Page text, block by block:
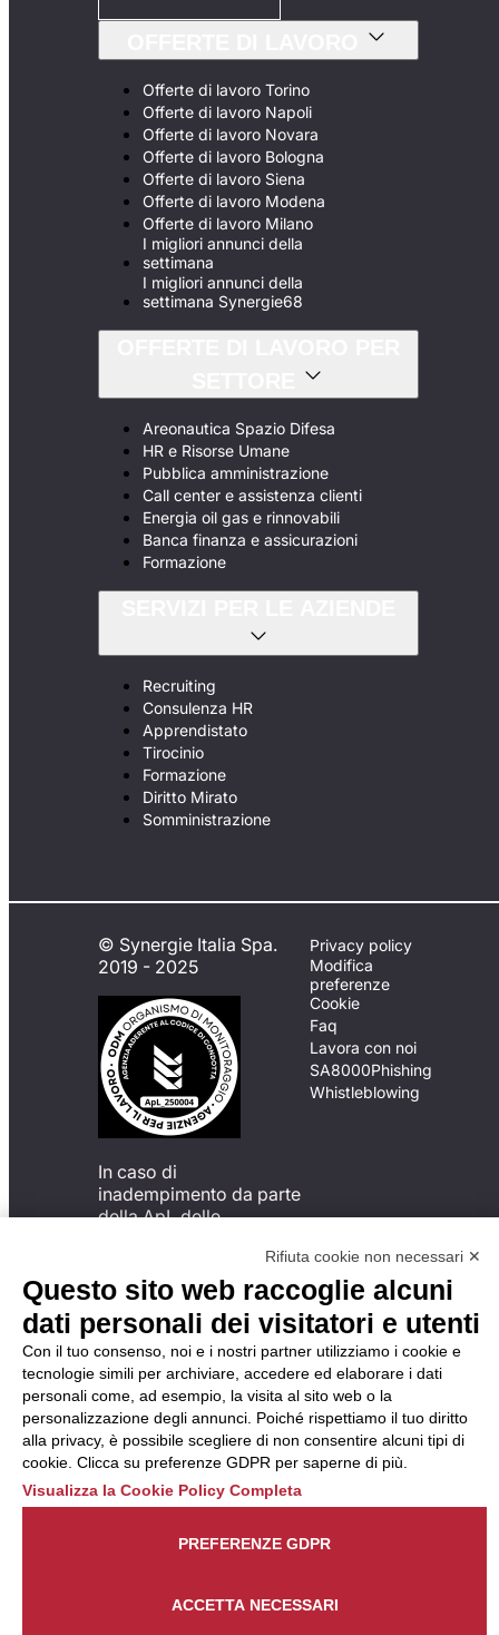
Offerte di lavoro Torino
Offerte di lavoro Napoli
Offerte di lavoro Novara
Offerte di lavoro Bologna
Offerte di lavoro Siena
Offerte di lavoro Modena
Offerte di lavoro Milano
I migliori annunci della
settimana
I migliori annunci della
settimana Synergie68
Areonautica Spazio Difesa
HR e Risorse Umane
Pubblica amministrazione
Call center e assistenza clienti
Energia oil gas e rinnovabili
Banca finanza e assicurazioni
Formazione
Recruiting
Consulenza HR
Apprendistato
Tirocinio
Formazione
Diritto Mirato
Somministrazione
© Synergie Italia Spa.
2019 - 2025
In caso di
inadempimento da parte
della ApL delle
del Codice di Condotta, è
possibile presentare un
reclamo
all’Organismo di
Monitoraggio utilizzando
una delle modalità
descritte al seguente
indirizzo web
https://odm-
agenzielavoro.it/reclami/.
Privacy policy
Modifica
preferenze
Cookie
Faq
Lavora con noi
SA8000Phishing
Whistleblowing
Rifiuta cookie non necessari ✕
Questo sito web raccoglie alcuni
dati personali dei visitatori e utenti
Con il tuo consenso, noi e i nostri partner utilizziamo i cookie e
tecnologie simili per archiviare, accedere ed elaborare i dati
personali come, ad esempio, la visita al sito web o la
personalizzazione degli annunci. Poiché rispettiamo il tuo diritto
alla privacy, è possibile scegliere di non consentire alcuni tipi di
cookie. Clicca su preferenze GDPR per saperne di più.
Visualizza la Cookie Policy Completa
ACCETTA NECESSARI
PREFERENZE GDPR